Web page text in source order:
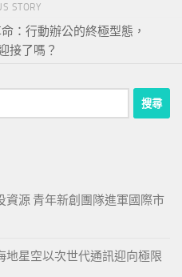
STORY
：行動辦公的終極型態，
接了嗎？
源 青年新創團隊進軍國際市
地星空以次世代通訊迎向極限